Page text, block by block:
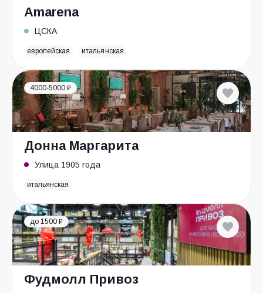
Amarena
ЦСКА
европейская итальянская
4000-5000 ₽
Донна Маргарита
Улица 1905 года
итальянская
до 1500 ₽
Фудмолл Привоз